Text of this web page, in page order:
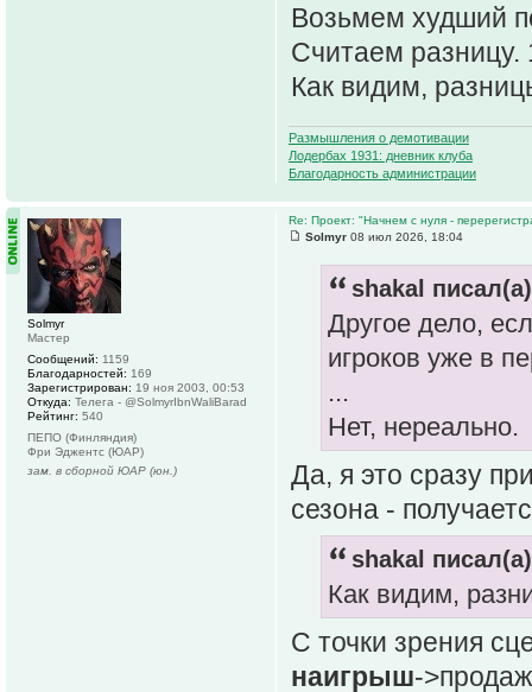
Возьмем худший
Считаем
Как видим,
Размышления о демотивации
Лодербах 1931: дневник клуба
Благодарность администрации
Re: Проект: "Начнем с нуля -
Solmyr 08 июл 2026, 18:04
shakal
Другое дело,
игроков уже в
...
Нет, нереально.
Да, я это сразу
сезона -
shakal
Как видим,
С точки зрения
наигрыш-
Solmyr
Мастер
Сообщений: 1159
Благодарностей: 169
Зарегистрирован: 19 ноя 2003, 00:53
Откуда: Телега - @SolmyrIbnWaliBarad
Рейтинг: 540
ПЕПО (Финляндия)
Фри Эджентс (ЮАР)
зам. в сборной ЮАР (юн.)